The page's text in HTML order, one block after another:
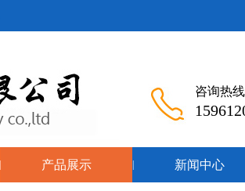
咨询热线
产品展示 新闻中心